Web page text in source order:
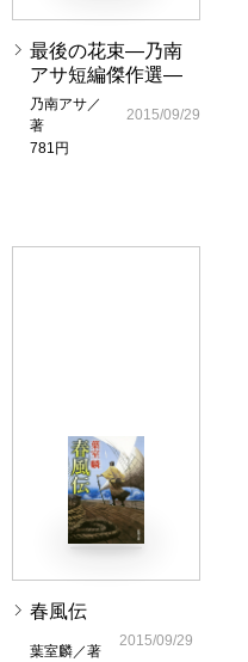
最後の花束―乃南
アサ短編傑作選―
乃南アサ／
著
781円
2015/09/29
春風伝
葉室麟／著
2015/09/29